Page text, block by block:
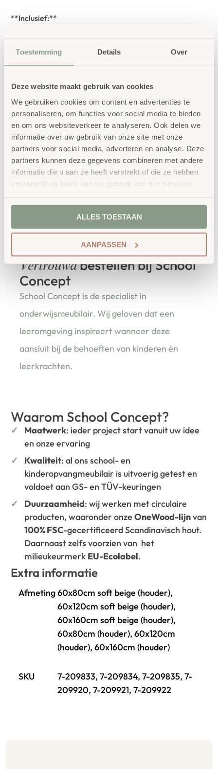
Toestemming Details Over
Deze website maakt gebruik van cookies
We gebruiken cookies om content en advertenties te
personaliseren, om functies voor social media te bieden
en om ons websiteverkeer te analyseren. Ook delen we
informatie over uw gebruik van onze site met onze
partners voor social media, adverteren en analyse. Deze
partners kunnen deze gegevens combineren met andere
informatie die u aan ze heeft verstrekt of die ze hebben
verzameld op basis van uw gebruik van hun services.
ALLES TOESTAAN
AANPASSEN
**Inclusief:**
• Houders geschikt voor horizontaal geplaatste
ELEMENTS bureauverdelers
• Elke houder is uniek in kleur en uitstraling (natuurlijk
beukenhout – Fagus sylvatica, gelakt)
• FSC®-gecertificeerd hout (FSC C158462)
Maak uw stijlvolle werkplek compleet met bijpassende
houten push pins.
Vertrouwdbestellen bij School
Concept
School Concept is de specialist in
onderwijsmeubilair. Wij geloven dat een
leeromgeving inspireert wanneer deze
aansluit bij de behoeften van kinderen én
leerkrachten.
Waarom School Concept?
Maatwerk: ieder project start vanuit uw idee
en onze ervaring
Kwaliteit: al ons school- en
kinderopvangmeubilair is uitvoerig getest en
voldoet aan GS- en TÜV-keuringen
Duurzaamheid: wij werken met circulaire
producten, waaronder onzeOneWood-lijnvan
100% FSC-gecertificeerd Scandinavisch hout.
Daarnaast zelfs voorzien van het
milieukeurmerk EU-Ecolabel.
Extra informatie
Afmeting60x80cm soft beige (houder),
60x120cm soft beige (houder),
60x160cm soft beige (houder),
60x80cm (houder), 60x120cm
(houder), 60x160cm (houder)
SKU
7-209833, 7-209834, 7-209835, 7-
209920, 7-209921, 7-209922